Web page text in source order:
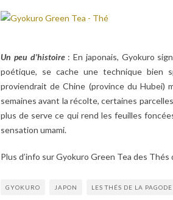
Un peu d’histoire: En japonais, Gyokuro
poétique, se cache une technique bien
proviendrait de Chine (province du Hubei)
semaines avant la récolte, certaines
plus de serve ce qui rend les feuilles
sensation umami.
Plus d’info sur Gyokuro Green Tea des Thés
GYOKURO JAPON LES THÉS DE LA PAGODE